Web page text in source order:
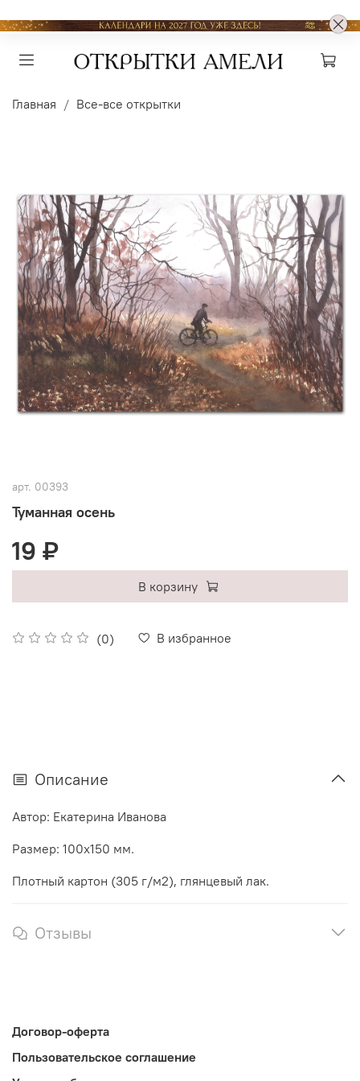
Главная Все-все открытки
арт. 00393
Туманная осень
(0) В избранное
19 ₽
В корзину
Описание
Автор: Екатерина Иванова
Размер: 100х150 мм.
Плотный картон (305 г/м2), глянцевый лак.
Отзывы
Договор-оферта
Пользовательское соглашение